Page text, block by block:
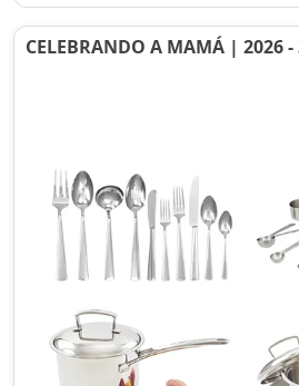
CELEBRANDO A MAMÁ | 2026 -